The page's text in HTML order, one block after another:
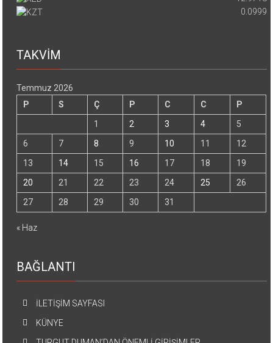
0.0999
TAKVİM
Temmuz 2026
P
S Ç P C C
P
1
2 3 4
5
6
7 8 9 10 11
12
13
14 15 16 17 18
19
20
21 22 23 24 25
26
27
28 29 30 31
« Haz
BAĞLANTI
İLETİŞİM SAYFASI
KÜNYE